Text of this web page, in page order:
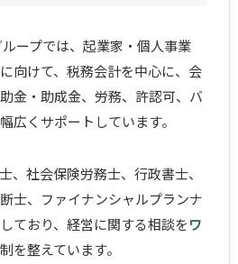
ープでは、起業家・個人事業
向けて、税務会計を中心に、会
金・助成金、労務、許認可、バ
広くサポートしています。
、社会保険労務士、行政書士、
士、ファイナンシャルプランナ
ており、経営に関する相談をワ
を整えています。